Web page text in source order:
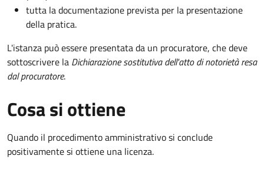
tutta la documentazione prevista per la presentazione
della pratica.
L'istanza può essere presentata da un procuratore, che deve
sottoscrivere la Dichiarazione sostitutiva dell'atto di notorietà resa
dal procuratore.
Cosa si ottiene
Quando il procedimento amministrativo si conclude
positivamente si ottiene una licenza.